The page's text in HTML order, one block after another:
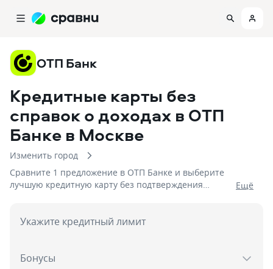
ОТП Банк
Кредитные карты без
справок о доходах в ОТП
Банке в Москве
Изменить город
Сравните 1 предложение в ОТП Банке и выберите
лучшую кредитную карту без подтверждения
Eщё
Укажите кредитный лимит
Бонусы